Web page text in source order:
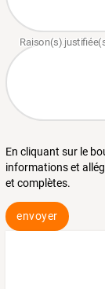
En cliquant sur le
informations et
et complètes.
envoyer